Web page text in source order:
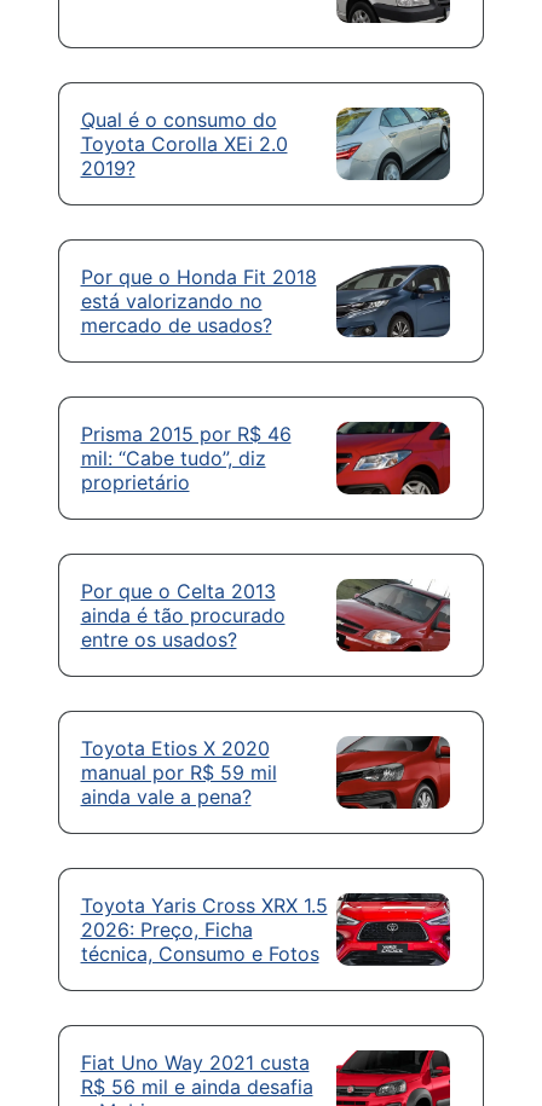
Qual é o consumo do
Toyota Corolla XEi 2.0
2019?
Por que o Honda Fit 2018
está valorizando no
mercado de usados?
Prisma 2015 por R$ 46
mil: “Cabe tudo”, diz
proprietário
Por que o Celta 2013
ainda é tão procurado
entre os usados?
Toyota Etios X 2020
manual por R$ 59 mil
ainda vale a pena?
Toyota Yaris Cross XRX 1.5
2026: Preço, Ficha
técnica, Consumo e Fotos
Fiat Uno Way 2021 custa
R$ 56 mil e ainda desafia